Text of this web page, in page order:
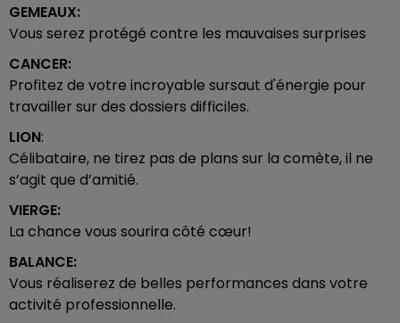
GEMEAUX:
Vous serez protégé contre les mauvaises surprises
CANCER:
Profitez de votre incroyable sursaut d'énergie pour
travailler sur des dossiers difficiles.
LION:
Célibataire, ne tirez pas de plans sur la comète, il ne
s’agit que d’amitié.
VIERGE:
La chance vous sourira côté cœur!
BALANCE:
Vous réaliserez de belles performances dans votre
activité professionnelle.